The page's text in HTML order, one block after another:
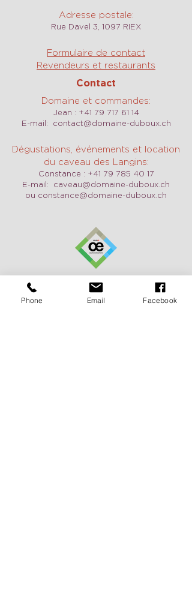
Adresse postale:
Rue Davel 3, 1097 RIEX
Formulaire de contact
Revendeurs et restaurants
Contact
Domaine et commandes:
Jean : +41 79 717 61 14
E-mail:
contact@domaine-duboux.ch
Dégustations, événements et location
du caveau des Langins:
Constance : +41 79 785 40 17
E-mail: caveau@domaine-duboux.ch
ou constance@domaine-duboux.ch
Horaires d'ouverture
Nous sommes ouverts tous les jours y
compris le week-end sur demande.
Phone Email Facebook